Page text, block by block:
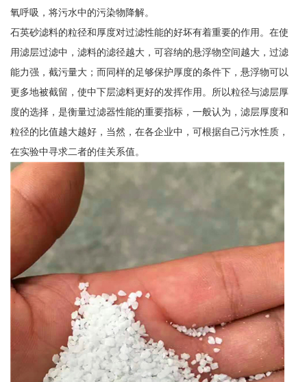
氧呼吸，将污水中的污染物降解。
石英砂滤料的粒径和厚度对过滤性能的好坏有着重要的作用。在使
用滤层过滤中，滤料的滤径越大，可容纳的悬浮物空间越大，过滤
能力强，截污量大；而同样的足够保护厚度的条件下，悬浮物可以
更多地被截留，使中下层滤料更好的发挥作用。所以粒径与滤层厚
度的选择，是衡量过滤器性能的重要指标，一般认为，滤层厚度和
粒径的比值越大越好，当然，在各企业中，可根据自己污水性质，
在实验中寻求二者的佳关系值。